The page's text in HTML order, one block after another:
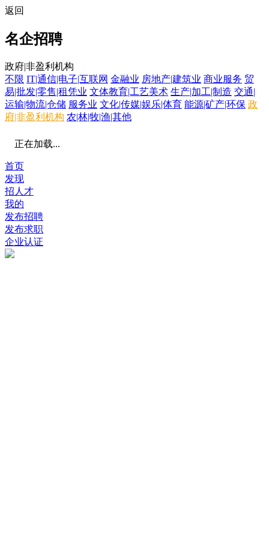
返回
名企招聘
政府|非盈利机构
不限 IT|通信|电子|互联网 金融业 房地产|建筑业 商业服务 贸
易|批发|零售|租凭业 文体教育|工艺美术 生产|加工|制造 交通|
运输|物流|仓储 服务业 文化|传媒|娱乐|体育 能源|矿产|环保 政
府|非盈利机构 农|林|牧|渔|其他
正在加载...
首页
发现
招人才
我的
发布招聘
发布求职
企业认证